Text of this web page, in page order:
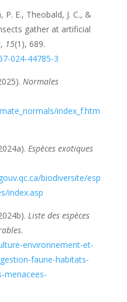
P. E., Theobald, J. C., &
gather at artificial
, 15(1), 689.
024-44785-3
Normales
index_f.htm
Espèces exotiques
biodiversite/esp
index.asp
Liste des espèces
.
environnement-et-
faune-habitats-
menacees-